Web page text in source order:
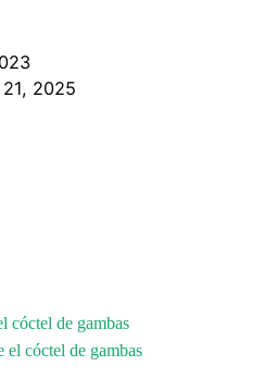
2025
cóctel de gambas
el cóctel de gambas